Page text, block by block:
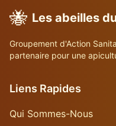
🐝 Les abeilles
Groupement d'Action
partenaire pour une
Liens Rapides
Qui Sommes-Nous